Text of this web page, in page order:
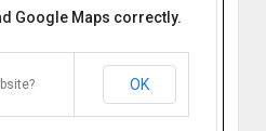
Hortiguera. Virrey del
Argentina
Google Maps correctly.
OK